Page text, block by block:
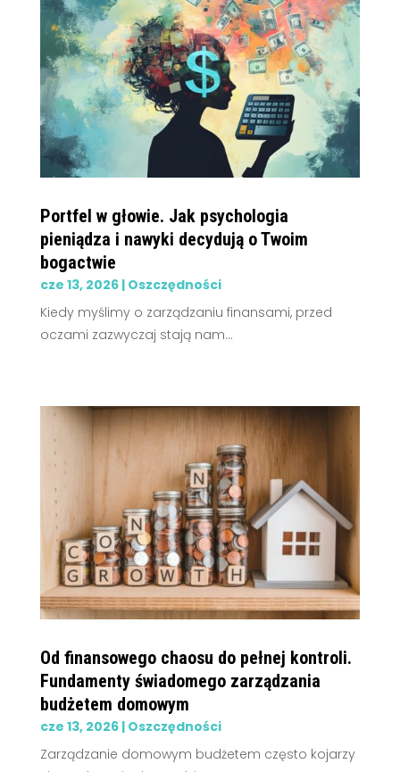
Portfel w głowie. Jak psychologia
pieniądza i nawyki decydują o Twoim
bogactwie
cze 13, 2026| Oszczędności
Kiedy myślimy o zarządzaniu finansami, przed
oczami zazwyczaj stają nam...
Od finansowego chaosu do pełnej kontroli.
Fundamenty świadomego zarządzania
budżetem domowym
cze 13, 2026| Oszczędności
Zarządzanie domowym budżetem często kojarzy